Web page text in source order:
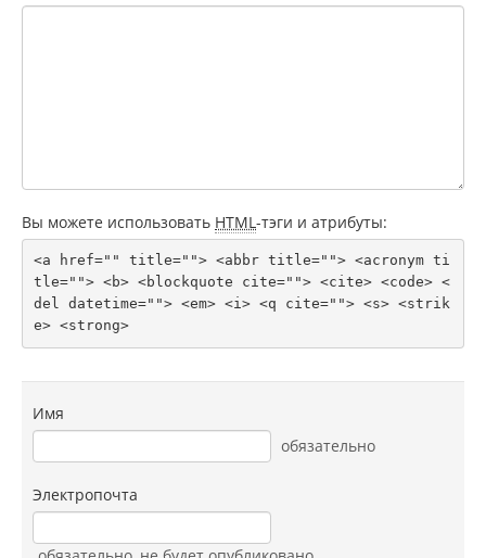
Вы можете использовать HTML -тэги и атрибуты:
<a href="" title=""> <abbr title=""> <acronym ti
tle=""> <b> <blockquote cite=""> <cite> <code> <
del datetime=""> <em> <i> <q cite=""> <s> <strik
e> <strong>
Имя
обязательно
Электропочта